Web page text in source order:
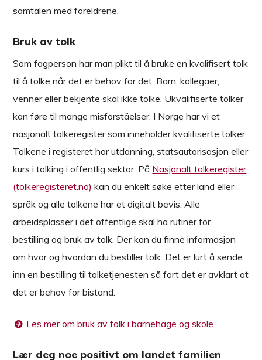
samtalen med foreldrene.
Bruk av tolk
Som fagperson har man plikt til å bruke en kvalifisert tolk
til å tolke når det er behov for det. Barn, kollegaer,
venner eller bekjente skal ikke tolke. Ukvalifiserte tolker
kan føre til mange misforståelser. I Norge har vi et
nasjonalt tolkeregister som inneholder kvalifiserte tolker.
Tolkene i registeret har utdanning, statsautorisasjon eller
kurs i tolking i offentlig sektor. På Nasjonalt tolkeregister
(tolkeregisteret.no) kan du enkelt søke etter land eller
språk og alle tolkene har et digitalt bevis. Alle
arbeidsplasser i det offentlige skal ha rutiner for
bestilling og bruk av tolk. Der kan du finne informasjon
om hvor og hvordan du bestiller tolk. Det er lurt å sende
inn en bestilling til tolketjenesten så fort det er avklart at
det er behov for bistand.
Les mer om bruk av tolk i barnehage og skole
Lær deg noe positivt om landet familien